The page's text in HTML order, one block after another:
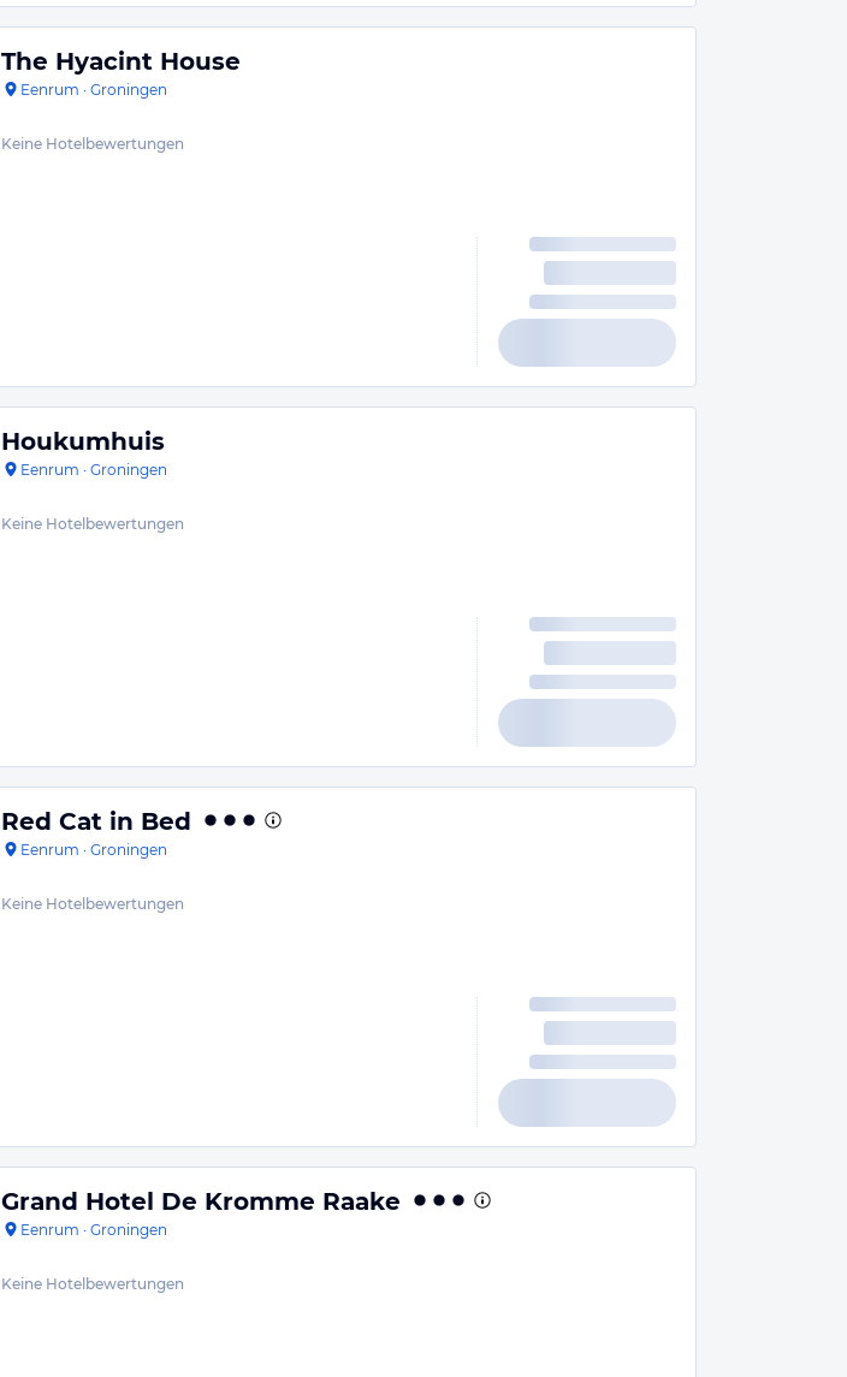
The Hyacint House
Eenrum · Groningen
Keine Hotelbewertungen
Houkumhuis
Eenrum · Groningen
Keine Hotelbewertungen
Red Cat in Bed
Eenrum · Groningen
Keine Hotelbewertungen
Grand Hotel De Kromme Raake
Eenrum · Groningen
Keine Hotelbewertungen